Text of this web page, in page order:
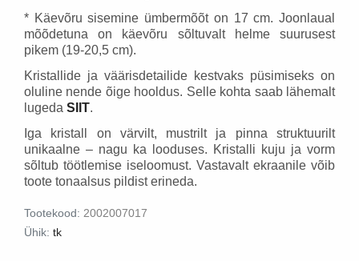
* Käevõru sisemine ümbermõõt on 17 cm. Joonlaual
mõõdetuna on käevõru sõltuvalt helme suurusest
pikem (19-20,5 cm).
Kristallide ja väärisdetailide kestvaks püsimiseks on
oluline nende õige hooldus. Selle kohta saab lähemalt
lugeda SIIT.
Iga kristall on värvilt, mustrilt ja pinna struktuurilt
unikaalne – nagu ka looduses. Kristalli kuju ja vorm
sõltub töötlemise iseloomust. Vastavalt ekraanile võib
toote tonaalsus pildist erineda.
Tootekood: 2002007017
Ühik: tk